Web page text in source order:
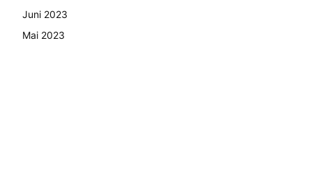
Juni 2023
Mai 2023